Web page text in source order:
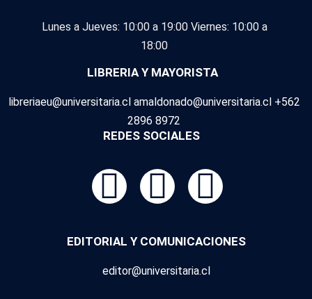
Lunes a Jueves: 10:00 a 19:00 Viernes: 10:00 a
18:00
LIBRERIA Y MAYORISTA
libreriaeu@universitaria.cl amaldonado@universitaria.cl +562
2896 8972
REDES SOCIALES
EDITORIAL Y COMUNICACIONES
editor@universitaria.cl